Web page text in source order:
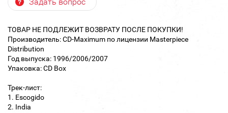
ТОВАР НЕ ПОДЛЕЖИТ ВОЗВРАТУ ПОСЛЕ ПОКУПКИ!
Производитель: CD-Maximum по лицензии Masterpiece
Distribution
Год выпуска: 1996/2006/2007
Упаковка: CD Box
Трек-лист:
1. Escogido
2. India